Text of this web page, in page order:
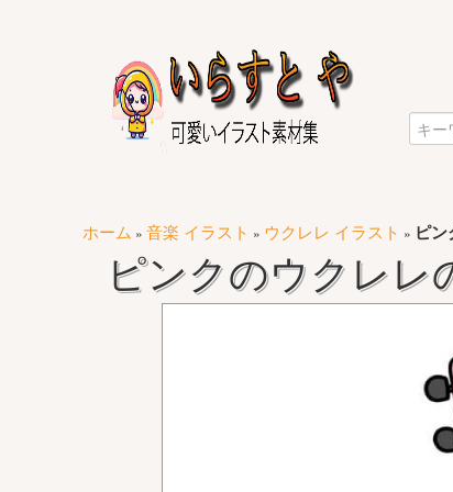
ホーム » 音楽 イラスト » ウクレレ イラスト » ピ
ピンクのウクレレ